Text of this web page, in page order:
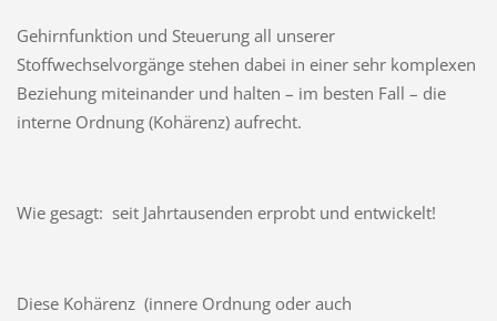
Gehirnfunktion und Steuerung all unserer
Stoffwechselvorgänge stehen dabei in einer sehr komplexen
Beziehung miteinander und halten – im besten Fall – die
interne Ordnung (Kohärenz) aufrecht.
Wie gesagt: seit Jahrtausenden erprobt und entwickelt!
Diese Kohärenz (innere Ordnung oder auch